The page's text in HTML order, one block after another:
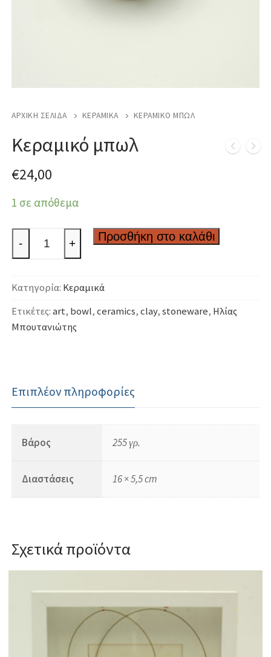
ΑΡΧΙΚΉ ΣΕΛΊΔΑ ΚΕΡΑΜΙΚΆ ΚΕΡΑΜΙΚΌ ΜΠΩΛ
Κεραμικό μπωλ
€24,00
1 σε απόθεμα
Κεραμικό
μπωλ
- +
Προσθήκη στο καλάθι
Κατηγορία: Κεραμικά
Ετικέτες:art, bowl,ceramics,clay,stoneware, Ηλίας
Μπουτανιώτης
Επιπλέον πληροφορίες
Βάρος 255 γρ.
Διαστάσεις 16 × 5,5 cm
Σχετικά προϊόντα